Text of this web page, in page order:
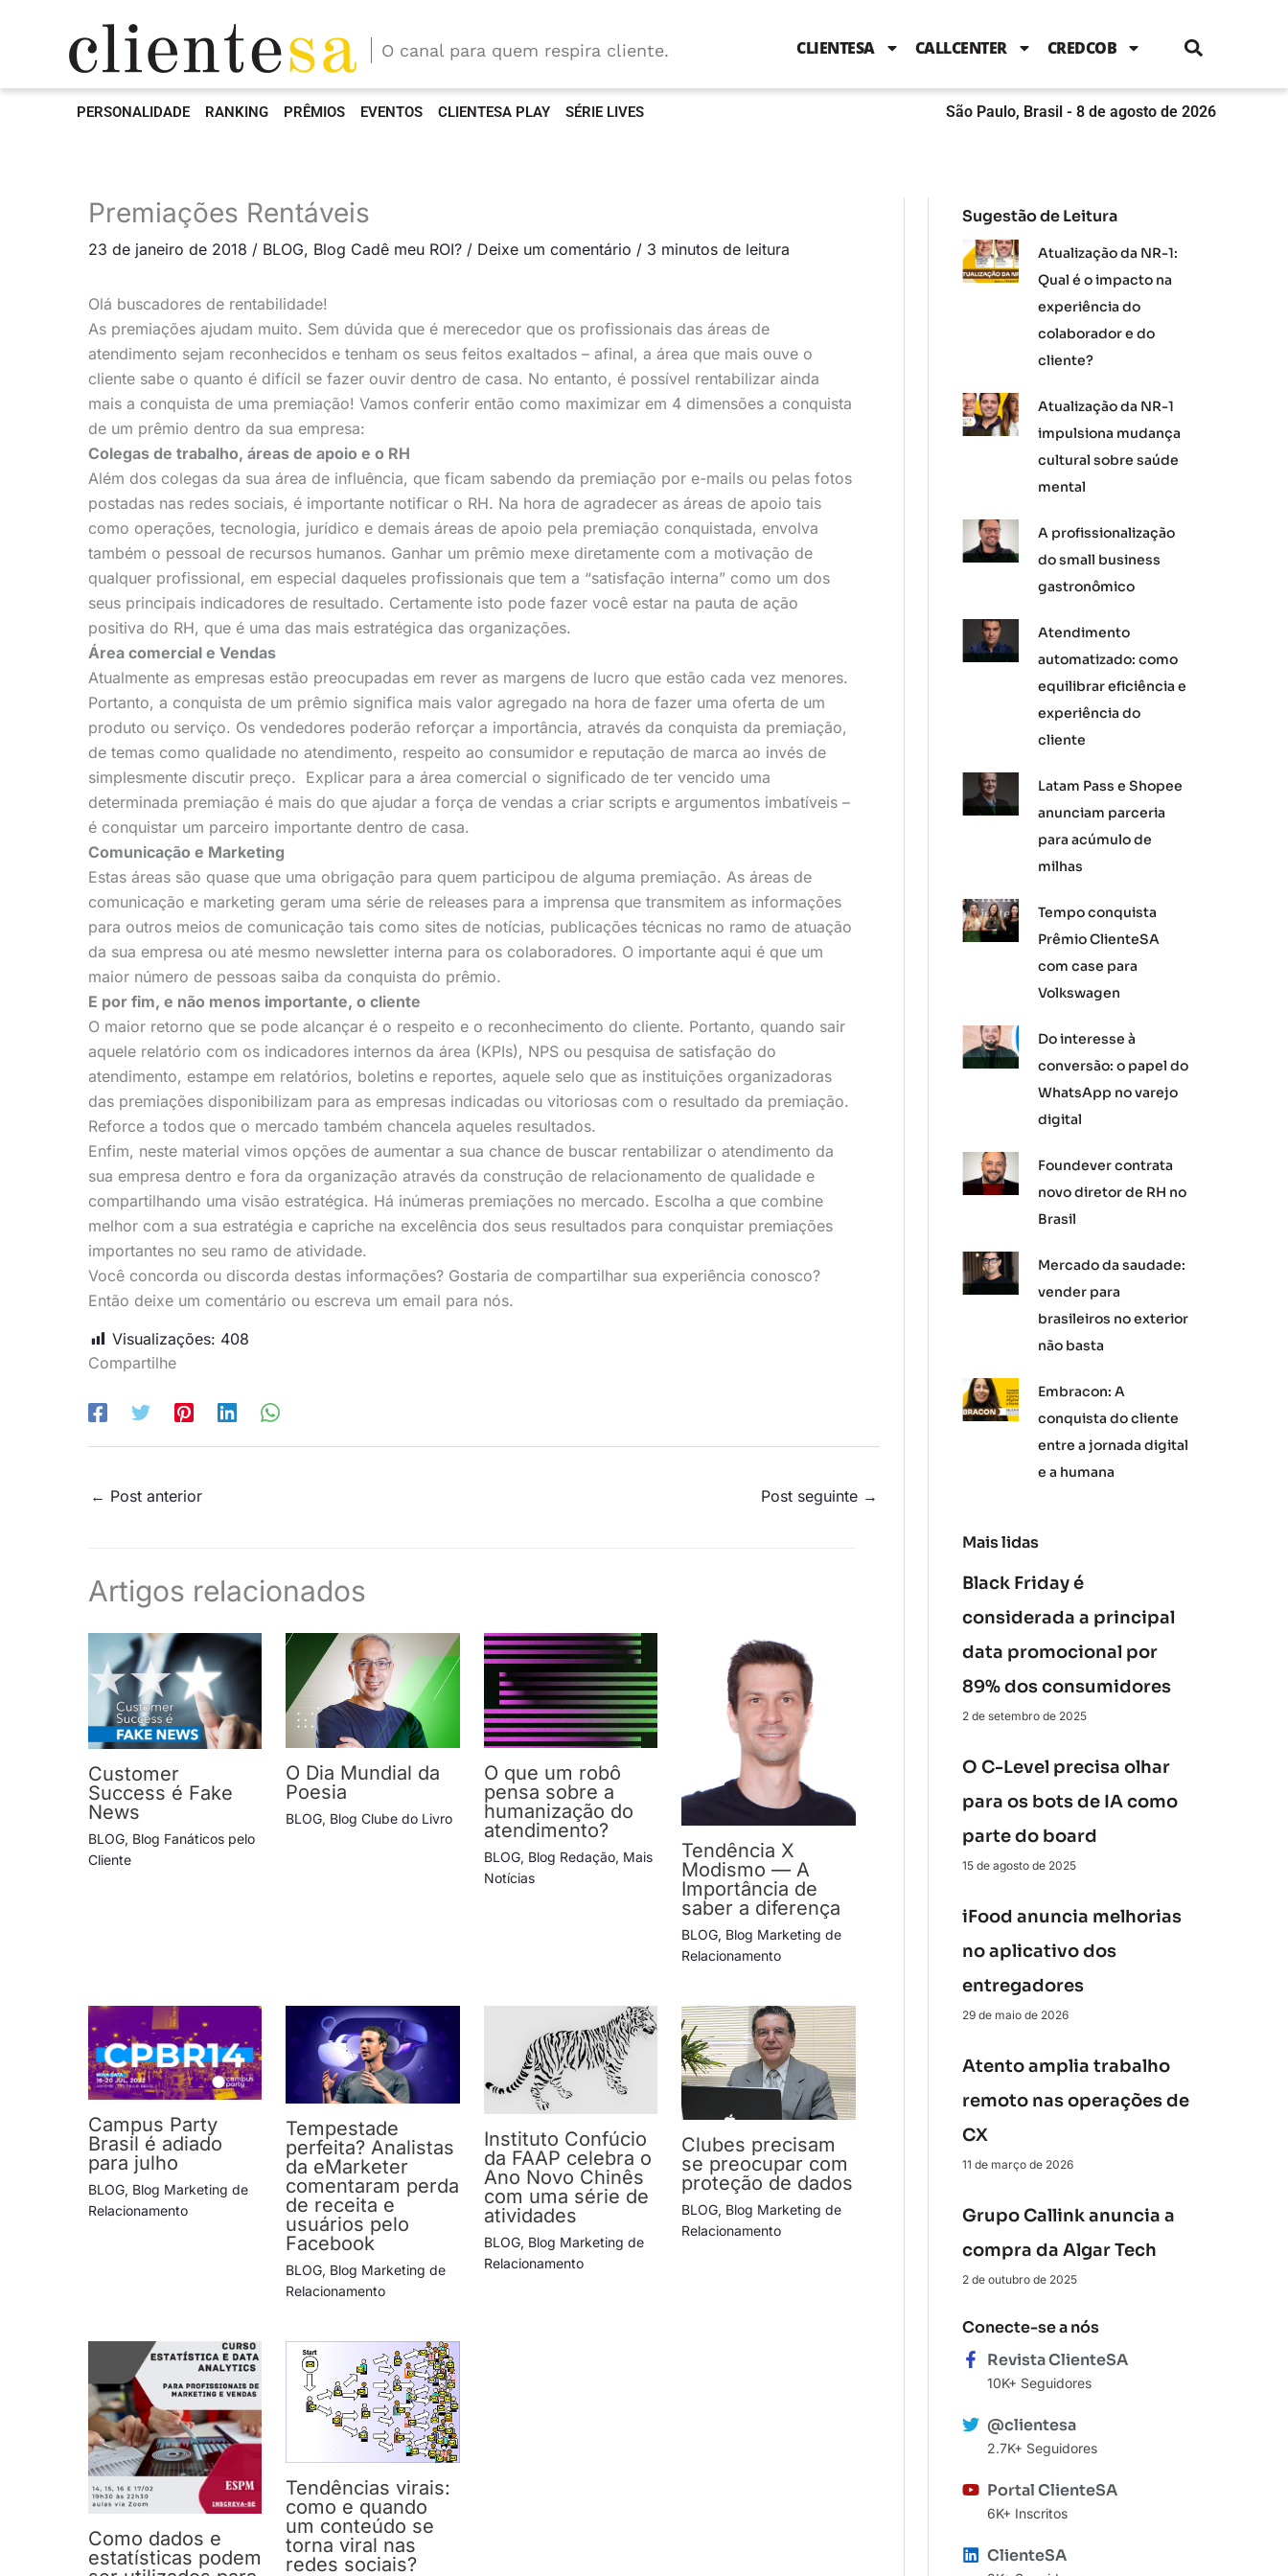
b
o
k
t
e
b
n
g
a
m
O canal para quem respira cliente. CLIENTESA CALLCENTER CREDCOB
PERSONALIDADE RANKING PRÊMIOS EVENTOS CLIENTESA PLAY SÉRIE LIVES São Paulo, Brasil - 8 de agosto de 2026
Premiações Rentáveis
23 de janeiro de 2018 / BLOG, Blog Cadê meu ROI? / Deixe um comentário / 3 minutos de leitura
Olá buscadores de rentabilidade!
As premiações ajudam muito. Sem dúvida que é merecedor que os profissionais das áreas de
atendimento sejam reconhecidos e tenham os seus feitos exaltados – afinal, a área que mais ouve o
cliente sabe o quanto é difícil se fazer ouvir dentro de casa. No entanto, é possível rentabilizar ainda
mais a conquista de uma premiação! Vamos conferir então como maximizar em 4 dimensões a conquista
de um prêmio dentro da sua empresa:
Colegas de trabalho, áreas de apoio e o RH
Além dos colegas da sua área de influência, que ficam sabendo da premiação por e-mails ou pelas fotos
postadas nas redes sociais, é importante notificar o RH. Na hora de agradecer as áreas de apoio tais
como operações, tecnologia, jurídico e demais áreas de apoio pela premiação conquistada, envolva
também o pessoal de recursos humanos. Ganhar um prêmio mexe diretamente com a motivação de
qualquer profissional, em especial daqueles profissionais que tem a “satisfação interna” como um dos
seus principais indicadores de resultado. Certamente isto pode fazer você estar na pauta de ação
positiva do RH, que é uma das mais estratégica das organizações.
Área comercial e Vendas
Atualmente as empresas estão preocupadas em rever as margens de lucro que estão cada vez menores.
Portanto, a conquista de um prêmio significa mais valor agregado na hora de fazer uma oferta de um
produto ou serviço. Os vendedores poderão reforçar a importância, através da conquista da premiação,
de temas como qualidade no atendimento, respeito ao consumidor e reputação de marca ao invés de
simplesmente discutir preço. Explicar para a área comercial o significado de ter vencido uma
determinada premiação é mais do que ajudar a força de vendas a criar scripts e argumentos imbatíveis –
é conquistar um parceiro importante dentro de casa.
Comunicação e Marketing
Estas áreas são quase que uma obrigação para quem participou de alguma premiação. As áreas de
comunicação e marketing geram uma série de releases para a imprensa que transmitem as informações
para outros meios de comunicação tais como sites de notícias, publicações técnicas no ramo de atuação
da sua empresa ou até mesmo newsletter interna para os colaboradores. O importante aqui é que um
maior número de pessoas saiba da conquista do prêmio.
E por fim, e não menos importante, o cliente
O maior retorno que se pode alcançar é o respeito e o reconhecimento do cliente. Portanto, quando sair
aquele relatório com os indicadores internos da área (KPIs), NPS ou pesquisa de satisfação do
atendimento, estampe em relatórios, boletins e reportes, aquele selo que as instituições organizadoras
das premiações disponibilizam para as empresas indicadas ou vitoriosas com o resultado da premiação.
Reforce a todos que o mercado também chancela aqueles resultados.
Enfim, neste material vimos opções de aumentar a sua chance de buscar rentabilizar o atendimento da
sua empresa dentro e fora da organização através da construção de relacionamento de qualidade e
compartilhando uma visão estratégica. Há inúmeras premiações no mercado. Escolha a que combine
melhor com a sua estratégia e capriche na excelência dos seus resultados para conquistar premiações
importantes no seu ramo de atividade.
Você concorda ou discorda destas informações? Gostaria de compartilhar sua experiência conosco?
Então deixe um comentário ou escreva um email para nós.
Visualizações: 408
Compartilhe
← Post anterior Post seguinte →
Artigos relacionados
Customer
Success é Fake
News
BLOG, Blog Fanáticos pelo
Cliente
O Dia Mundial da
Poesia
BLOG, Blog Clube do Livro
O que um robô
pensa sobre a
humanização do
atendimento?
BLOG, Blog Redação, Mais
Notícias
Tendência X
Modismo — A
Importância de
saber a diferença
BLOG, Blog Marketing de
Relacionamento
Campus Party
Brasil é adiado
para julho
BLOG, Blog Marketing de
Relacionamento
Tempestade
perfeita? Analistas
da eMarketer
comentaram perda
de receita e
usuários pelo
Facebook
BLOG, Blog Marketing de
Relacionamento
Instituto Confúcio
da FAAP celebra o
Ano Novo Chinês
com uma série de
atividades
BLOG, Blog Marketing de
Relacionamento
Clubes precisam
se preocupar com
proteção de dados
BLOG, Blog Marketing de
Relacionamento
Como dados e
estatísticas podem
Tendências virais:
como e quando
um conteúdo se
torna viral nas
redes sociais?
Sugestão de Leitura
Atualização da NR-1:
Qual é o impacto na
experiência do
colaborador e do
cliente?
Atualização da NR-1
impulsiona mudança
cultural sobre saúde
mental
A profissionalização
do small business
gastronômico
Atendimento
automatizado: como
equilibrar eficiência e
experiência do
cliente
Latam Pass e Shopee
anunciam parceria
para acúmulo de
milhas
Tempo conquista
Prêmio ClienteSA
com case para
Volkswagen
Do interesse à
conversão: o papel do
WhatsApp no varejo
digital
Foundever contrata
novo diretor de RH no
Brasil
Mercado da saudade:
vender para
brasileiros no exterior
não basta
Embracon: A
conquista do cliente
entre a jornada digital
e a humana
Mais lidas
Black Friday é
considerada a principal
data promocional por
89% dos consumidores
2 de setembro de 2025
O C-Level precisa olhar
para os bots de IA como
parte do board
15 de agosto de 2025
iFood anuncia melhorias
no aplicativo dos
entregadores
29 de maio de 2026
Atento amplia trabalho
remoto nas operações de
CX
11 de março de 2026
Grupo Callink anuncia a
compra da Algar Tech
2 de outubro de 2025
Conecte-se a nós
Revista ClienteSA
10K+ Seguidores
@clientesa
2.7K+ Seguidores
Portal ClienteSA
6K+ Inscritos
ClienteSA